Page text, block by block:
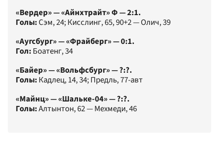
«Вердер» — «Айнхтрайт» Ф — 2:1.
Голы: Сэм, 24; Кисслинг, 65, 90+2 — Олич, 39
«Аугсбург» — «Фрайберг» — 0:1.
Гол: Боатенг, 34
«Байер» — «Вольфсбург» — ?:?.
Голы: Кадлец, 14, 34; Предль, 77-авт
«Майнц» — «Шальке-04» — ?:?.
Голы:Алтынтон, 62 — Мехмеди, 46